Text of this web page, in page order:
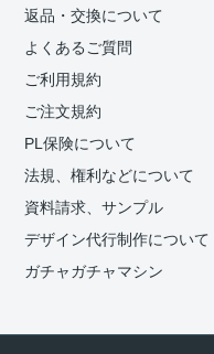
返品・交換について
よくあるご質問
ご利用規約
ご注文規約
PL保険について
法規、権利などについて
資料請求、サンプル
デザイン代行制作について
ガチャガチャマシン